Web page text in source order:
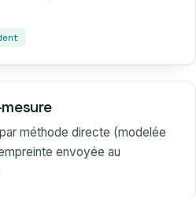
méthode directe (modelée
envoyée au